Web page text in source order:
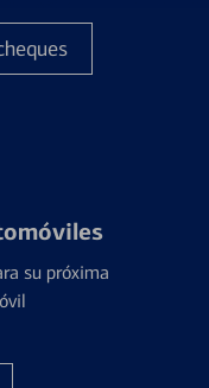
su próxima